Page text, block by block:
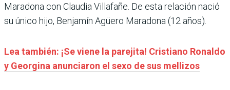
Maradona con Claudia Villafañe. De esta relación nació
su único hijo, Benjamín Agüero Maradona (12 años).
Lea también: ¡Se viene la parejita! Cristiano Ronaldo
y Georgina anunciaron el sexo de sus mellizos